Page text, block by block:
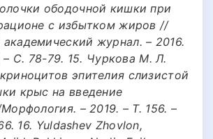
ободочной кишки при
с избытком жиров //
журнал. – 2016.
– С. 78-79. 15. Чуркова М. Л.
эпителия слизистой
крыс на введение
– 2019. – Т. 156. –
16. Yuldashev Zhovlon,